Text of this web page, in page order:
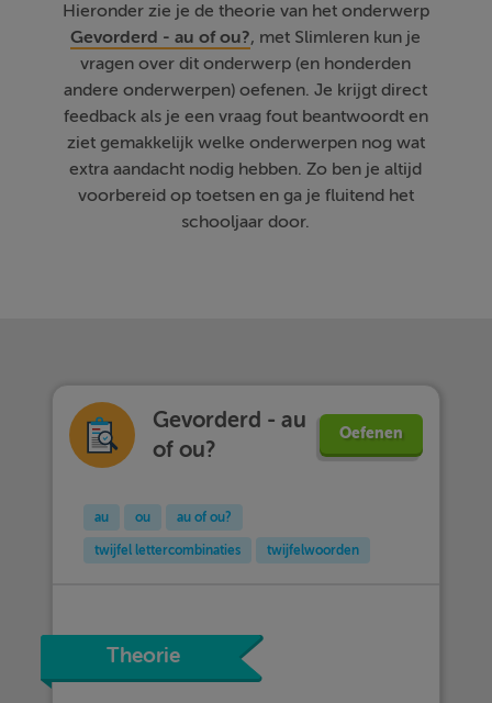
Hieronder zie je de theorie van het onderwerp
Gevorderd - au of ou?, met Slimleren kun je
vragen over dit onderwerp (en honderden
andere onderwerpen) oefenen. Je krijgt direct
feedback als je een vraag fout beantwoordt en
ziet gemakkelijk welke onderwerpen nog wat
extra aandacht nodig hebben. Zo ben je altijd
voorbereid op toetsen en ga je fluitend het
schooljaar door.
Gevorderd - au
of ou?
Oefenen
au ou au of ou?
twijfel lettercombinaties twijfelwoorden
Theorie